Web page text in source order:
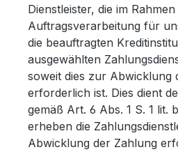
Dienstleister, die im
Auftragsverarbeitung für
die beauftragten
ausgewählten
soweit dies zur Abwicklung
erforderlich ist. Dies dient
gemäß Art. 6 Abs. 1 S. 1 lit.
erheben die
Abwicklung der Zahlung